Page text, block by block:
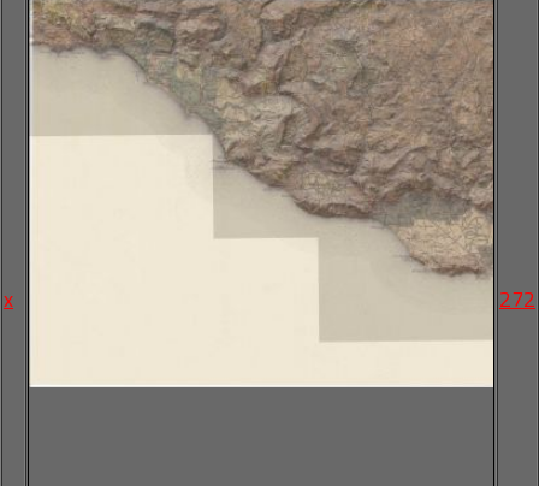
x 272